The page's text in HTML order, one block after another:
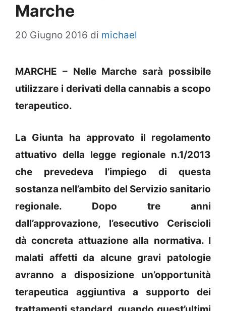
Marche
20 Giugno 2016 di michael
MARCHE – Nelle Marche sarà possibile
utilizzare i derivati della cannabis a scopo
terapeutico.
La Giunta ha approvato il regolamento
attuativo della legge regionale n.1/2013
che prevedeva l’impiego di questa
sostanza nell’ambito del Servizio sanitario
regionale. Dopo tre anni
dall’approvazione, l’esecutivo Ceriscioli
dà concreta attuazione alla normativa. I
malati affetti da alcune gravi patologie
avranno a disposizione un’opportunità
terapeutica aggiuntiva a supporto dei